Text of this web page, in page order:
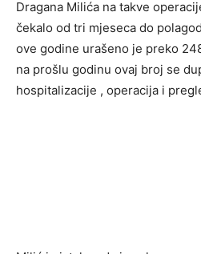
Dragana Milića na takve
čekalo od tri mjeseca do
ove godine urašeno je preko
na prošlu godinu ovaj broj se
hospitalizacije , operacija i